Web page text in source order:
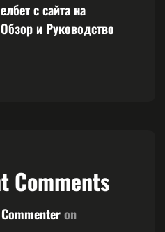
с сайта на
и Руководство
Comments
on